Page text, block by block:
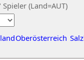
(Land=AUT)
Oberösterreich